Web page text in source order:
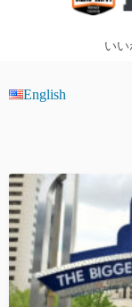
プ
いい
English